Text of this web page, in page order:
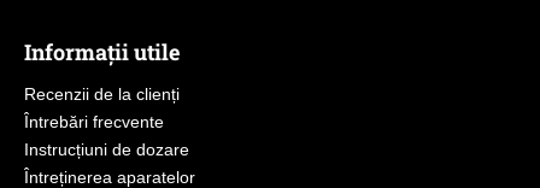
Informații utile
Recenzii de la clienți
Întrebări frecvente
Instrucțiuni de dozare
Întreținerea aparatelor